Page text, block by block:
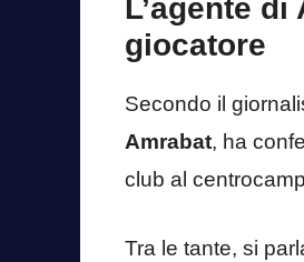
L’agente
giocatore
Secondo il
Amrabat, ha
club al
Tra le tante, si